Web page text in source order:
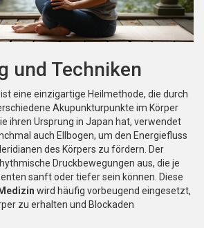
und Techniken
eine einzigartige Heilmethode, die durch
Akupunkturpunkte im Körper
ihren Ursprung in Japan hat, verwendet
auch Ellbogen, um den Energiefluss
des Körpers zu fördern. Der
Druckbewegungen aus, die je
sanft oder tiefer sein können. Diese
wird häufig vorbeugend eingesetzt,
zu erhalten und Blockaden